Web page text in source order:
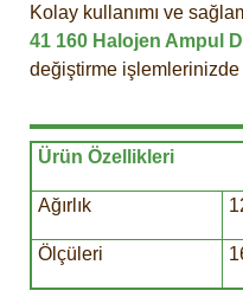
Kolay kullanımı ve
41 160 Halojen Ampul
değiştirme işlemlerinizde
Ürün Özellikleri
Ağırlık
Ölçüleri